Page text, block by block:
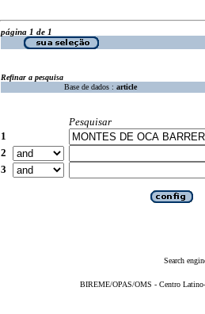
página 1 de 1
Refinar a pesquisa
Base de dados : article
Pesquisar
1
2
3
Search
BIREME/OPAS/OMS - Centro Latino-